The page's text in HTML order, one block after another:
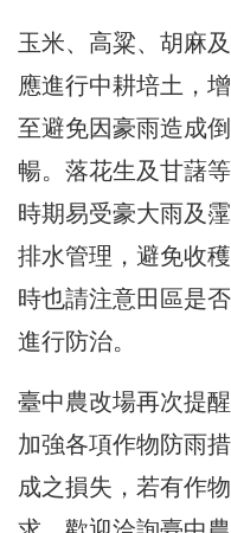
玉米、高粱、胡麻
應進行中耕培土，
至避免因豪雨造成
暢。落花生及甘藷
時期易受豪大雨及
排水管理，避免收
時也請注意田區是
進行防治。
臺中農改場再次提
加強各項作物防雨
成之損失，若有作